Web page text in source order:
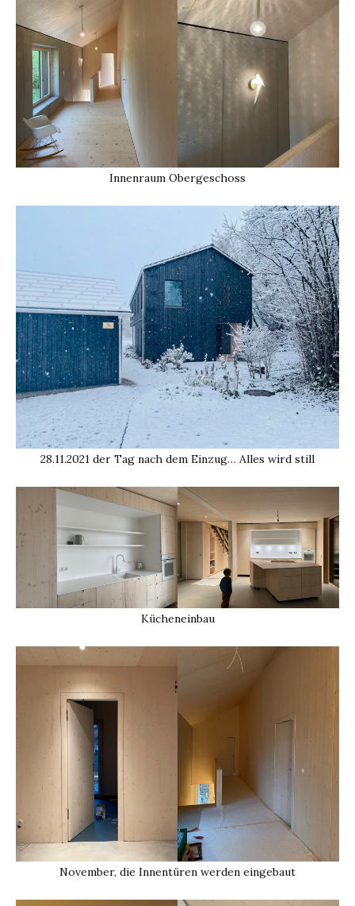
Innenraum Obergeschoss
28.11.2021 der Tag nach dem Einzug… Alles wird still
Kücheneinbau
November, die Innentüren werden eingebaut